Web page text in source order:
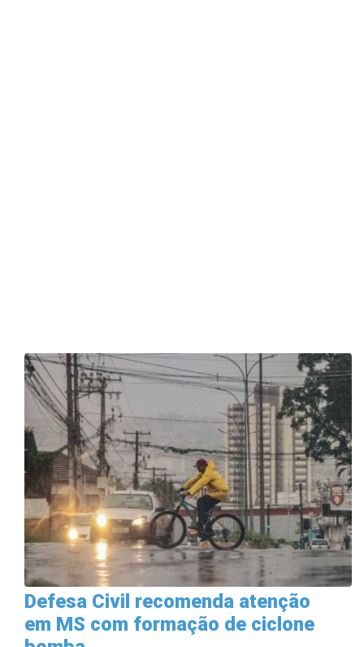
Defesa Civil recomenda atenção
em MS com formação de ciclone